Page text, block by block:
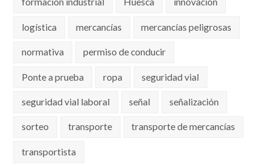
logística mercancías mercancías peligrosas
normativa permiso de conducir
Ponte a prueba ropa seguridad vial
seguridad vial laboral señal señalización
sorteo transporte transporte de mercancías
transportista